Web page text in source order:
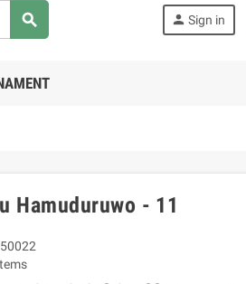
search person Sign in
Hamuduruwo - 11